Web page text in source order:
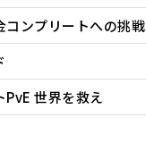
コンプリートへの挑戦
PvE 世界を救え